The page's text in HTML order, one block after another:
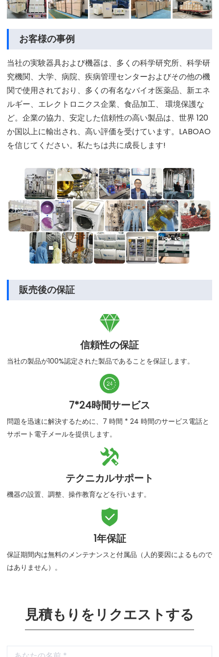
お客様の事例
当社の実験器具および機器は、多くの科学研究所、科学研
究機関、大学、病院、疾病管理センターおよびその他の機
関で使用されており、多くの有名なバイオ医薬品、新エネ
ルギー、エレクトロニクス企業、食品加工、 環境保護な
ど。企業の協力、安定した信頼性の高い製品は、世界 120
か国以上に輸出され、高い評価を受けています。LABOAO
を信じてください。私たちは共に成長します!
販売後の保証

信頼性の保証
当社の製品が100%認定された製品であることを保証します。

7*24時間サービス
問題を迅速に解決するために、7 時間 * 24 時間のサービス電話と
サポート電子メールを提供します。

テクニカルサポート
機器の設置、調整、操作教育などを行います。

1年保証
保証期間内は無料のメンテナンスと付属品（人的要因によるもので
はありません）。
見積もりをリクエストする